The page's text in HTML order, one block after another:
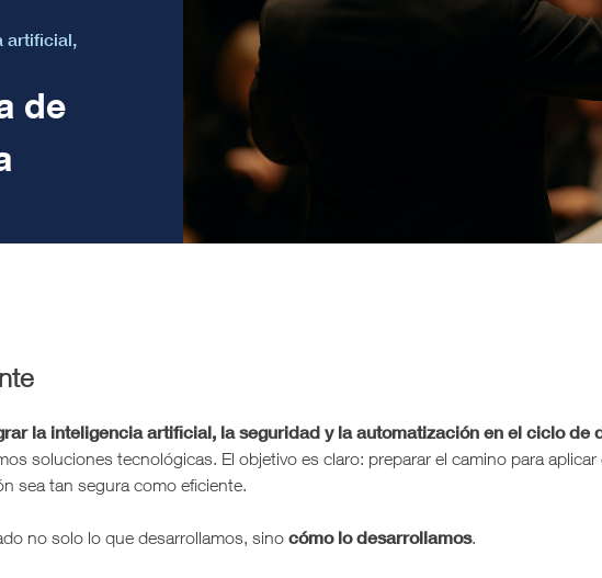
artificial,
de
la inteligencia artificial, la seguridad y la automatización en el ciclo de
soluciones tecnológicas. El objetivo es claro: preparar el camino para
sea tan segura como eficiente.
no solo lo que desarrollamos, sino cómo lo desarrollamos.